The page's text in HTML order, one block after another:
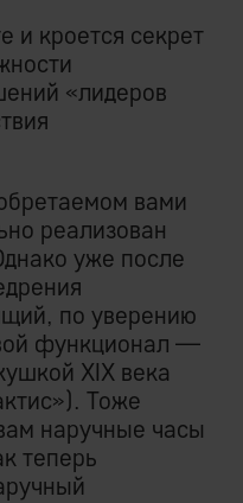
кроется секрет
«лидеров
вами
реализован
уже после
по уверению
функционал —
XIX века
Тоже
наручные часы
теперь